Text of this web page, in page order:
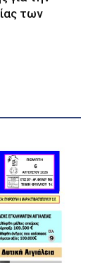
των